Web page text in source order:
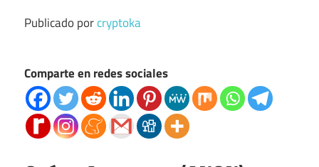
Publicado porcryptoka
Comparte en redes sociales